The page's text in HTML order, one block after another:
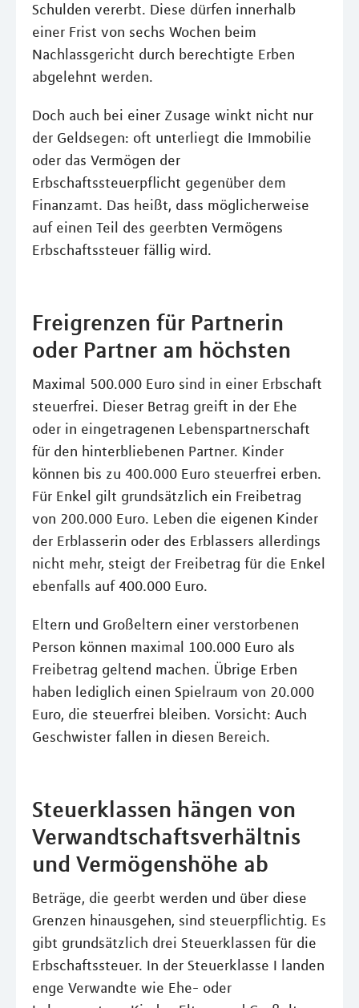
Schulden vererbt. Diese dürfen innerhalb
einer Frist von sechs Wochen beim
Nachlassgericht durch berechtigte Erben
abgelehnt werden.
Doch auch bei einer Zusage winkt nicht nur
der Geldsegen: oft unterliegt die Immobilie
oder das Vermögen der
Erbschaftssteuerpflicht gegenüber dem
Finanzamt. Das heißt, dass möglicherweise
auf einen Teil des geerbten Vermögens
Erbschaftssteuer fällig wird.
Freigrenzen für Partnerin
oder Partner am höchsten
Maximal 500.000 Euro sind in einer Erbschaft
steuerfrei. Dieser Betrag greift in der Ehe
oder in eingetragenen Lebenspartnerschaft
für den hinterbliebenen Partner. Kinder
können bis zu 400.000 Euro steuerfrei erben.
Für Enkel gilt grundsätzlich ein Freibetrag
von 200.000 Euro. Leben die eigenen Kinder
der Erblasserin oder des Erblassers allerdings
nicht mehr, steigt der Freibetrag für die Enkel
ebenfalls auf 400.000 Euro.
Eltern und Großeltern einer verstorbenen
Person können maximal 100.000 Euro als
Freibetrag geltend machen. Übrige Erben
haben lediglich einen Spielraum von 20.000
Euro, die steuerfrei bleiben. Vorsicht: Auch
Geschwister fallen in diesen Bereich.
Steuerklassen hängen von
Verwandtschaftsverhältnis
und Vermögenshöhe ab
Beträge, die geerbt werden und über diese
Grenzen hinausgehen, sind steuerpflichtig. Es
gibt grundsätzlich drei Steuerklassen für die
Erbschaftssteuer. In der Steuerklasse I landen
enge Verwandte wie Ehe- oder